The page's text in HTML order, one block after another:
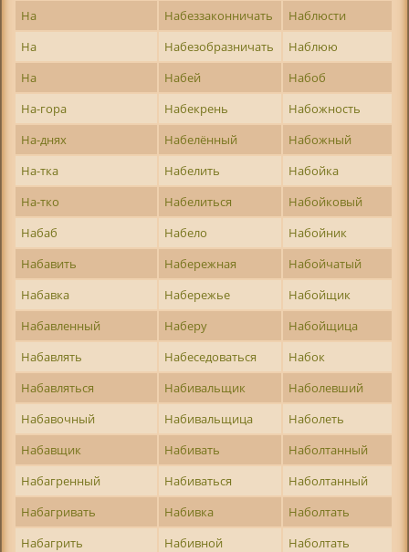
На
Набеззаконничать
Наблюсти
На
Набезобразничать
Наблюю
На
Набей
Набоб
На-гора
Набекрень
Набожность
На-днях
Набелённый
Набожный
На-тка
Набелить
Набойка
На-тко
Набелиться
Набойковый
Набаб
Набело
Набойник
Набавить
Набережная
Набойчатый
Набавка
Набережье
Набойщик
Набавленный
Наберу
Набойщица
Набавлять
Набеседоваться
Набок
Набавляться
Набивальщик
Наболевший
Набавочный
Набивальщица
Наболеть
Набавщик
Набивать
Наболтанный
Набагренный
Набиваться
Наболтанный
Набагривать
Набивка
Наболтать
Набагрить
Набивной
Наболтать